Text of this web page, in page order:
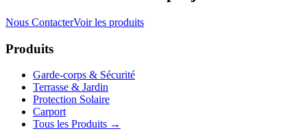
Nous ContacterVoir les produits
Produits
Garde-corps & Sécurité
Terrasse & Jardin
Protection Solaire
Carport
Tous les Produits →